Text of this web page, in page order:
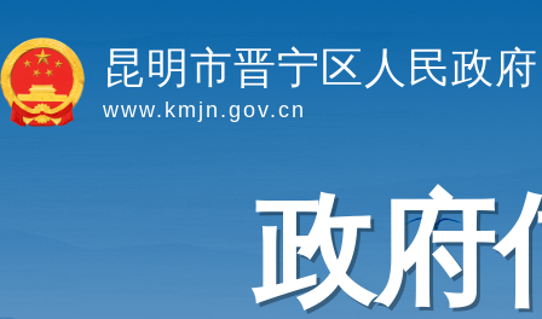
昆明市晋宁区人民政府
www.kmjn.gov.cn
政府